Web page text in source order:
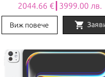
2044.66 €┃3999.00 лв.
Виж повече shopping_cart